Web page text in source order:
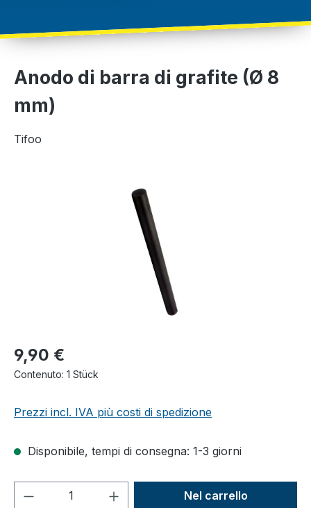
Anodo di barra di grafite (Ø 8
mm)
Tifoo
9,90 €
Contenuto: 1 Stück
Prezzi incl. IVA più costi di spedizione
Disponibile, tempi di consegna: 1-3 giorni
Quantità del prodotto: inserisci la
Nel carrello